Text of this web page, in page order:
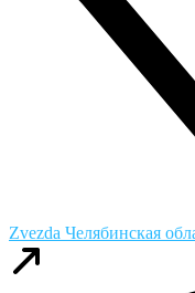
Zvezda Челябинская